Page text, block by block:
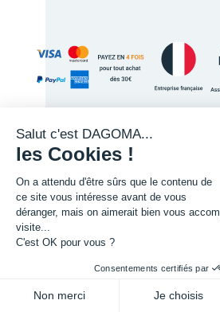
L'expertise de la fabrication additive
Salut c'est DAGOMA...
les Cookies !
On a attendu d'être sûrs que le contenu de
ce site vous intéresse avant de vous
déranger, mais on aimerait bien vous
visite...
C'est OK pour vous ?
Consentements certifiés par
Non merci Je choisis